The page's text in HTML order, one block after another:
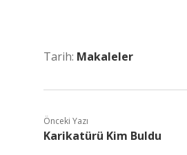
Tarih: Makaleler
Önceki Yazı
Karikatürü Kim Buldu